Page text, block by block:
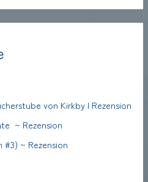
von Kirkby | Rezension
~ Rezension
#3) ~ Rezension